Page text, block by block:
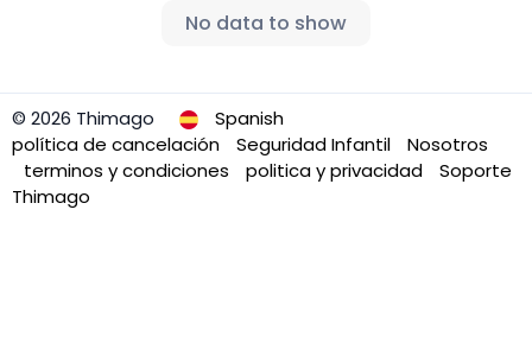
No data to show
© 2026 Thimago
Spanish
política de cancelación
Seguridad Infantil
Nosotros
terminos y condiciones
politica y privacidad
Soporte
Thimago